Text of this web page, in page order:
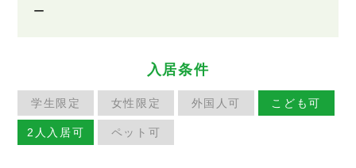
ー
入居条件
学生限定 女性限定 外国人可 こども可
2人入居可 ペット可